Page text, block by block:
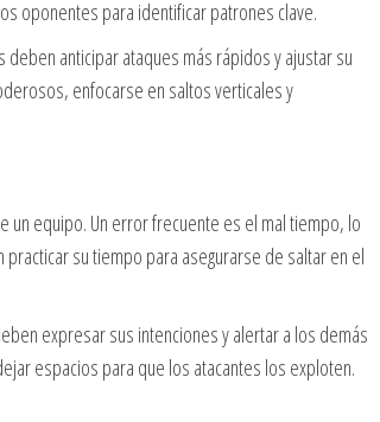
oponentes para identificar patrones clave.
anticipar ataques más rápidos y ajustar su
enfocarse en saltos verticales y
equipo. Un error frecuente es el mal tiempo, lo
su tiempo para asegurarse de saltar en el
expresar sus intenciones y alertar a los demás
espacios para que los atacantes los exploten.